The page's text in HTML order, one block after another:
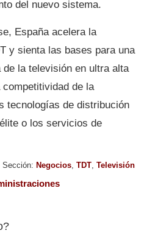
del nuevo sistema.
España acelera la
y sienta las bases para una
la televisión en ultra alta
de la
tecnologías de distribución
o los servicios de
Sección: Negocios TDT Televisión